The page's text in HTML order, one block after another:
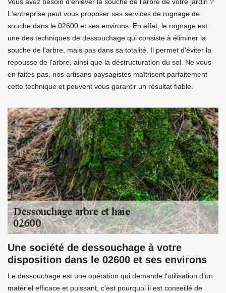
L'entreprise peut vous proposer ses services de rognage de
souche dans le 02600 et ses environs. En effet, le rognage est
une des techniques de dessouchage qui consiste à éliminer la
souche de l'arbre, mais pas dans sa totalité. Il permet d'éviter la
repousse de l'arbre, ainsi que la déstructuration du sol. Ne vous
en faites pas, nos artisans paysagistes maîtrisent parfaitement
cette technique et peuvent vous garantir un résultat fiable.
Une société de dessouchage à votre
disposition dans le 02600 et ses environs
Le dessouchage est une opération qui demande l'utilisation d'un
matériel efficace et puissant, c'est pourquoi il est conseillé de